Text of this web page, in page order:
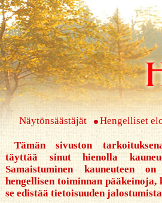
Näytönsäästäjät Hengelliset
Tämän sivuston
täyttää sinut hienolla
Samaistuminen kauneuteen
hengellisen toiminnan pääkeinoja,
se edistää tietoisuuden